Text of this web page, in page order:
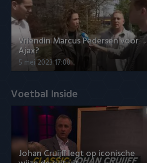
Vriendin Marcus Pedersen voor
Ajax?
5 mei 2023 17:00
Voetbal Inside
Johan Cruijff legt op iconische